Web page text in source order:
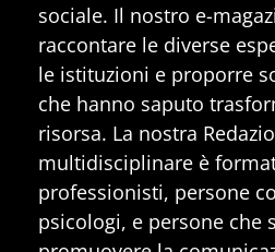
sociale. Il nostro e-
raccontare le diverse
le istituzioni e proporre
che hanno saputo
risorsa. La nostra
multidisciplinare è
professionisti, persone
psicologi, e persone che